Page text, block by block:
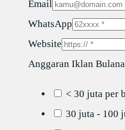
Email
WhatsApp
Website
Anggaran Iklan
< 30 juta per
30 juta - 100